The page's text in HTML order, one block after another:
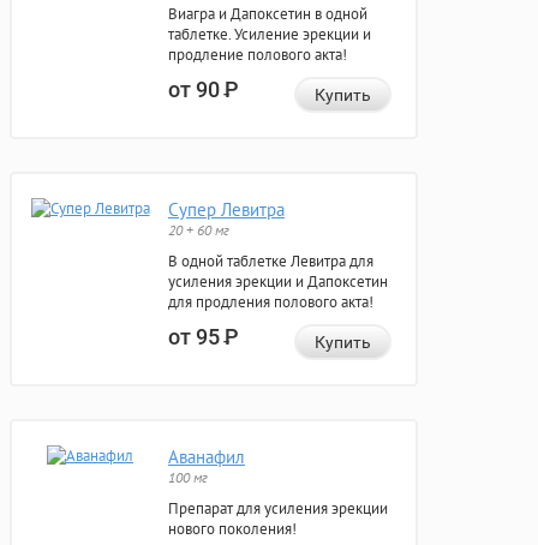
Виагра и Дапоксетин в одной
таблетке. Усиление эрекции и
продление полового акта!
от 90Р Купить
Супер Левитра
20 + 60 мг
В одной таблетке Левитра для
усиления эрекции и Дапоксетин
для продления полового акта!
от 95Р Купить
Аванафил
100 мг
Препарат для усиления эрекции
нового поколения!